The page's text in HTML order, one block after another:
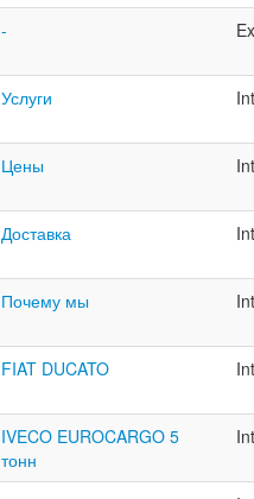
-
Услуги
Цены
Доставка
Почему мы
FIAT DUCATO
IVECO EUROCARGO 5
тонн